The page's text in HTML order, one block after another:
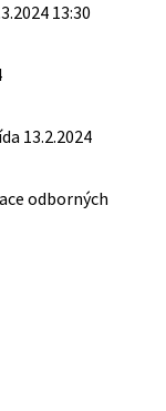
13:30
13.2.2024
odborných